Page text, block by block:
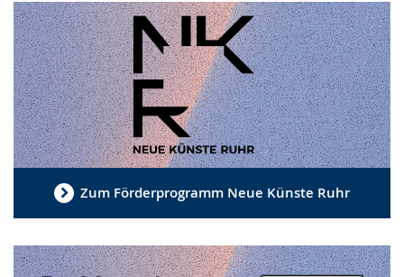
Zum Förderprogramm Neue Künste Ruhr